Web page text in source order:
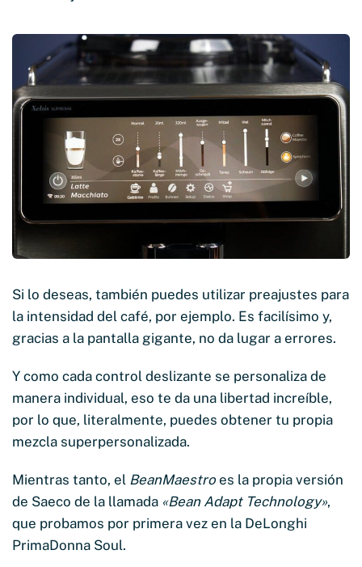
Si lo deseas, también puedes utilizar preajustes para
la intensidad del café, por ejemplo. Es facilísimo y,
gracias a la pantalla gigante, no da lugar a errores.
Y como cada control deslizante se personaliza de
manera individual, eso te da una libertad increíble,
por lo que, literalmente, puedes obtener tu propia
mezcla superpersonalizada.
Mientras tanto, el BeanMaestroes la propia versión
de Saeco de la llamada «Bean Adapt Technology»,
que probamos por primera vez en la DeLonghi
PrimaDonna Soul.